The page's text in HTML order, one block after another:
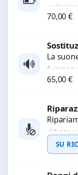
lenta o
70,00€
La
a
65,00€
audio
SU